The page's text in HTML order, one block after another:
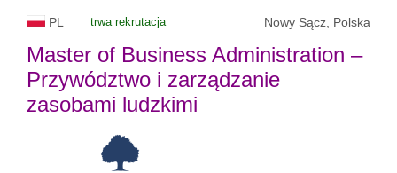
PL trwa rekrutacja Nowy Sącz, Polska
Master of Business Administration –
Przywództwo i zarządzanie
zasobami ludzkimi